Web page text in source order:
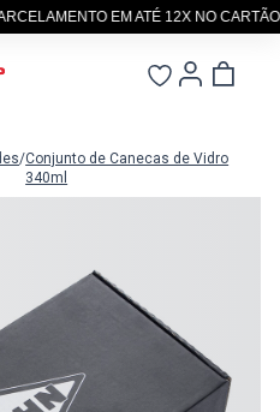
EM ATÉ 12X NO CARTÃO
/Conjunto de Canecas de Vidro
340ml